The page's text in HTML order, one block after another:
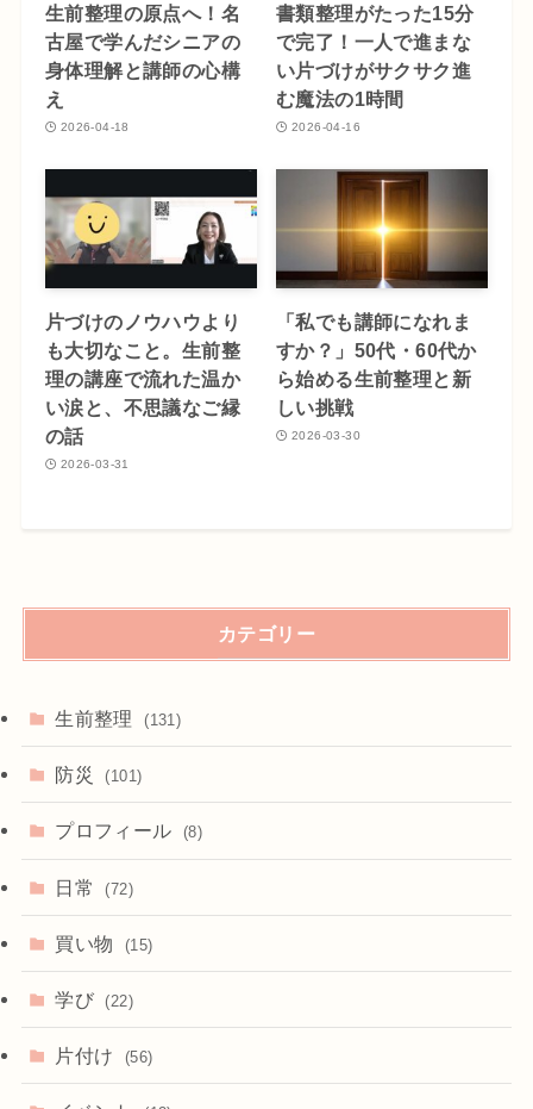
生前整理の原点へ！名
古屋で学んだシニアの
身体理解と講師の心構
え
2026-04-18
書類整理がたった15分
で完了！一人で進まな
い片づけがサクサク進
む魔法の1時間
2026-04-16
片づけのノウハウより
も大切なこと。生前整
理の講座で流れた温か
い涙と、不思議なご縁
の話
2026-03-31
「私でも講師になれま
すか？」50代・60代か
ら始める生前整理と新
しい挑戦
2026-03-30
カテゴリー
生前整理 (131)
防災 (101)
プロフィール (8)
日常 (72)
買い物 (15)
学び (22)
片付け (56)